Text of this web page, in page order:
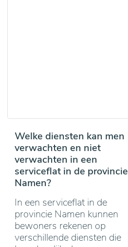
Welke diensten kan men
verwachten en niet
verwachten in een
serviceflat in de provincie
Namen?
In een serviceflat in de
provincie Namen kunnen
bewoners rekenen op
verschillende diensten die